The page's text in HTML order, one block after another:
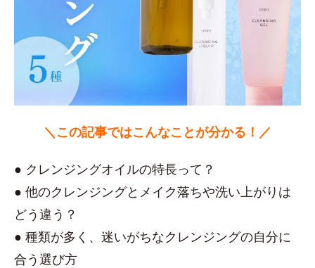
＼この記事ではこんなことが分かる！／
● クレンジングオイルの特長って？
● 他のクレンジングとメイク落ちや洗い上がりは
どう違う？
● 種類が多く、迷いがちなクレンジングの自分に
合う選び方